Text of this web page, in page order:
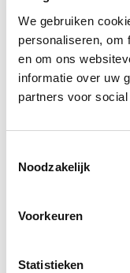
We gebruiken
personaliseren, om
en om ons
informatie over uw
partners voor
Noodzakelijk
Voorkeuren
Statistieken
instemt.
Bron: Het